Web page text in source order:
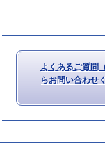
よくあるご質問
らお問い合わせ